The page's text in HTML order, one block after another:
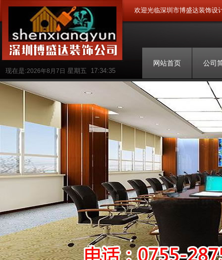
欢迎光临深圳市博盛达装饰设
现在是:2026年8月7日 星期五 17:34:35
公司
网站首页